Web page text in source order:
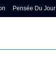
Pensée Du Jour